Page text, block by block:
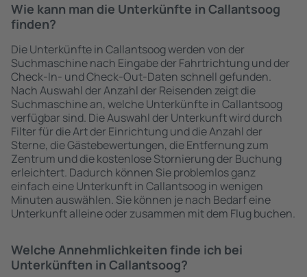
Wie kann man die Unterkünfte in Callantsoog
finden?
Die Unterkünfte in Callantsoog werden von der
Suchmaschine nach Eingabe der Fahrtrichtung und der
Check-In- und Check-Out-Daten schnell gefunden.
Nach Auswahl der Anzahl der Reisenden zeigt die
Suchmaschine an, welche Unterkünfte in Callantsoog
verfügbar sind. Die Auswahl der Unterkunft wird durch
Filter für die Art der Einrichtung und die Anzahl der
Sterne, die Gästebewertungen, die Entfernung zum
Zentrum und die kostenlose Stornierung der Buchung
erleichtert. Dadurch können Sie problemlos ganz
einfach eine Unterkunft in Callantsoog in wenigen
Minuten auswählen. Sie können je nach Bedarf eine
Unterkunft alleine oder zusammen mit dem Flug buchen.
Welche Annehmlichkeiten finde ich bei
Unterkünften in Callantsoog?